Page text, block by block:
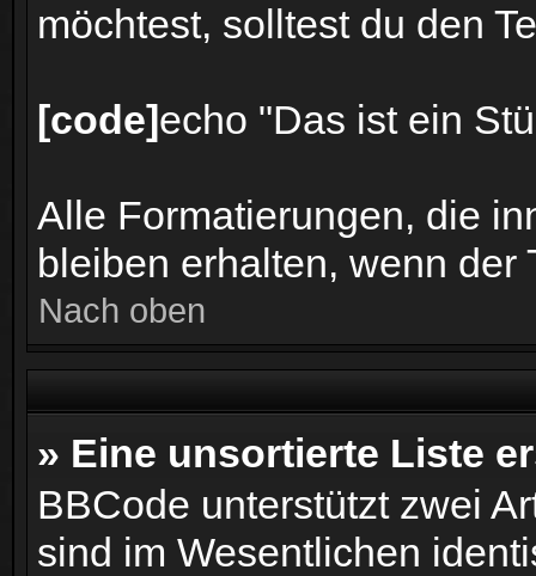
möchtest, solltest du den
[code]echo "Das ist ein
Alle Formatierungen, die
bleiben erhalten, wenn der
Nach oben
» Eine unsortierte Liste
BBCode unterstützt zwei
sind im Wesentlichen